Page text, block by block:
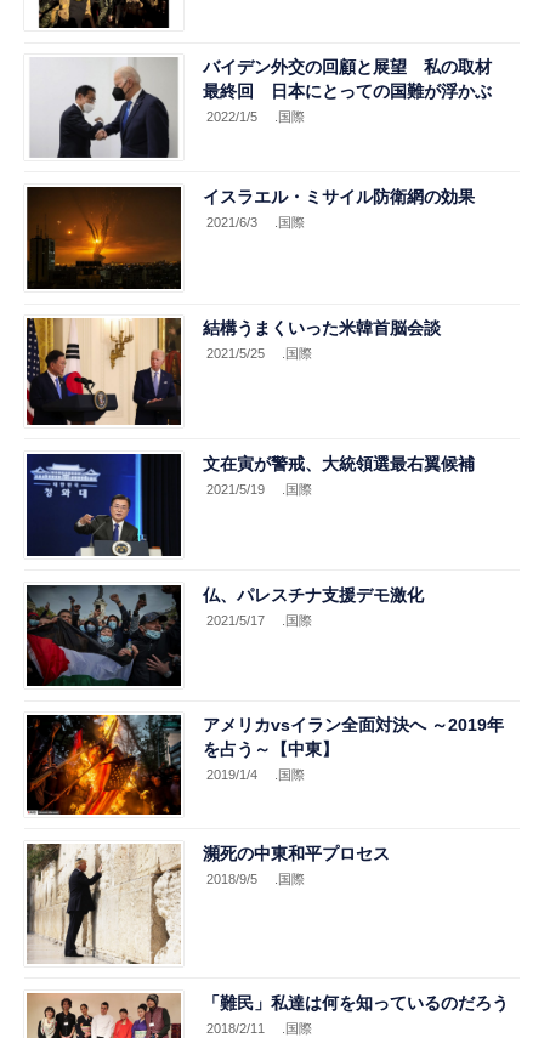
バイデン外交の回顧と展望 私の取材
最終回 日本にとっての国難が浮かぶ
2022/1/5 .国際
イスラエル・ミサイル防衛網の効果
2021/6/3 .国際
結構うまくいった米韓首脳会談
2021/5/25 .国際
文在寅が警戒、大統領選最右翼候補
2021/5/19 .国際
仏、パレスチナ支援デモ激化
2021/5/17 .国際
アメリカvsイラン全面対決へ ～2019年
を占う～【中東】
2019/1/4 .国際
瀕死の中東和平プロセス
2018/9/5 .国際
「難民」私達は何を知っているのだろう
2018/2/11 .国際